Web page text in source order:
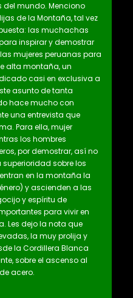
mundo. Menciono
de la Montaña, tal vez
las muchachas
inspirar y demostrar
mujeres peruanas para
alta montaña, un
casi en exclusiva a
asunto de tanta
hace mucho con
una entrevista que
Para ella, mujer
los hombres
por demostrar, así no
sobre los
en la montaña la
y ascienden a las
y espíritu de
para vivir en
Les dejo la nota que
la muy prolija y
la Cordillera Blanca
sobre el ascenso al
acero.